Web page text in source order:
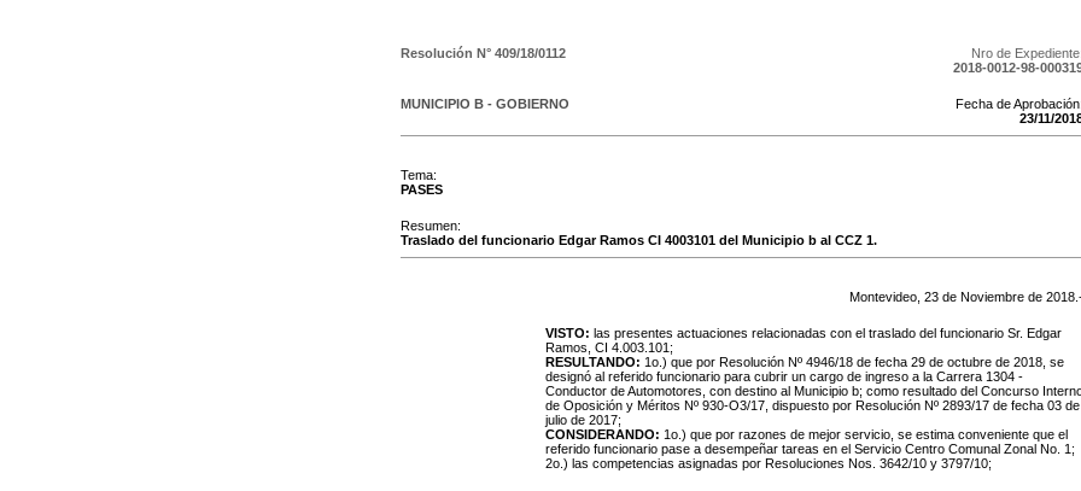
Resolución N° 409/18/0112
Nro de Expediente:
2018-0012-98-
MUNICIPIO B - GOBIERNO
Fecha de Aprobación:
23/11/
Tema:
PASES
Resumen:
Traslado del funcionario Edgar Ramos CI 4003101 del Municipio b al CCZ 1.
Montevideo, 23 de Noviembre de 2018
VISTO: las presentes actuaciones relacionadas con el traslado del funcionario Sr. Edgar
Ramos, CI 4.003.101;
RESULTANDO: 1o.) que por Resolución Nº 4946/18 de fecha 29 de octubre de 2018, se
designó al referido funcionario para cubrir un cargo de ingreso a la Carrera 1304 -
Conductor de Automotores, con destino al Municipio b; como resultado del Concurso
de Oposición y Méritos Nº 930-O3/17, dispuesto por Resolución Nº 2893/17 de fecha 03 de
julio de 2017;
CONSIDERANDO: 1o.) que por razones de mejor servicio, se estima conveniente que el
referido funcionario pase a desempeñar tareas en el Servicio Centro Comunal Zonal No. 1;
2o.) las competencias asignadas por Resoluciones Nos. 3642/10 y 3797/10;